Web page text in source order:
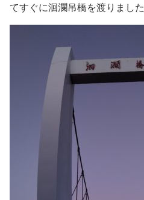
てすぐに洄瀾吊橋を渡りました